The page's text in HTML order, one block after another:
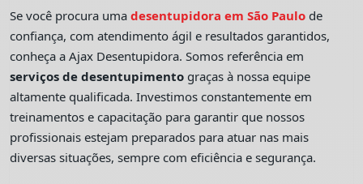
Se você procura umadesentupidora em São Paulo de
confiança, com atendimento ágil e resultados garantidos,
conheça a Ajax Desentupidora. Somos referência em
serviços de desentupimento graças à nossa equipe
altamente qualificada. Investimos constantemente em
treinamentos e capacitação para garantir que nossos
profissionais estejam preparados para atuar nas mais
diversas situações, sempre com eficiência e segurança.